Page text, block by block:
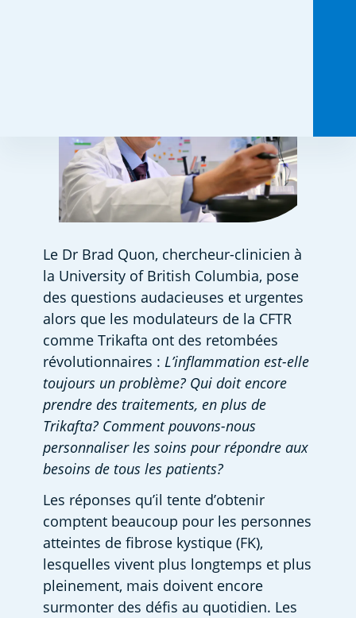
Le Dr Brad Quon, chercheur-clinicien à
la University of British Columbia, pose
des questions audacieuses et urgentes
alors que les modulateurs de la CFTR
comme Trikafta ont des retombées
révolutionnaires : L’inflammation est-elle
toujours un problème? Qui doit encore
prendre des traitements, en plus de
Trikafta? Comment pouvons-nous
personnaliser les soins pour répondre aux
besoins de tous les patients?
Les réponses qu’il tente d’obtenir
comptent beaucoup pour les personnes
atteintes de fibrose kystique (FK),
lesquelles vivent plus longtemps et plus
pleinement, mais doivent encore
surmonter des défis au quotidien. Les